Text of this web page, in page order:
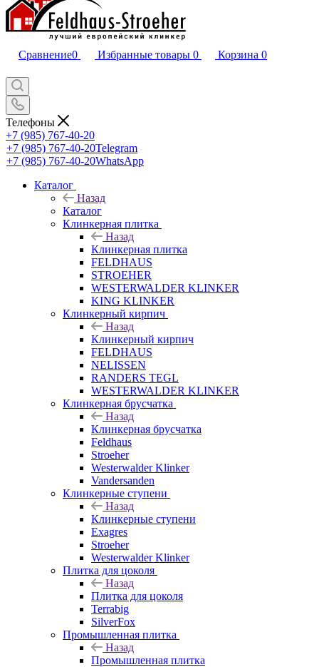
Сравнение0 Избранные товары 0 Корзина 0
Телефоны
+7 (985) 767-40-20
+7 (985) 767-40-20Telegram
+7 (985) 767-40-20WhatsApp
Каталог
Назад
Каталог
Клинкерная плитка
Назад
Клинкерная плитка
FELDHAUS
STROEHER
WESTERWALDER KLINKER
KING KLINKER
Клинкерный кирпич
Назад
Клинкерный кирпич
FELDHAUS
NELISSEN
RANDERS TEGL
WESTERWALDER KLINKER
Клинкерная брусчатка
Назад
Клинкерная брусчатка
Feldhaus
Stroeher
Westerwalder Klinker
Vandersanden
Клинкерные ступени
Назад
Клинкерные ступени
Exagres
Stroeher
Westerwalder Klinker
Плитка для цоколя
Назад
Плитка для цоколя
Terrabig
SilverFox
Промышленная плитка
Назад
Промышленная плитка